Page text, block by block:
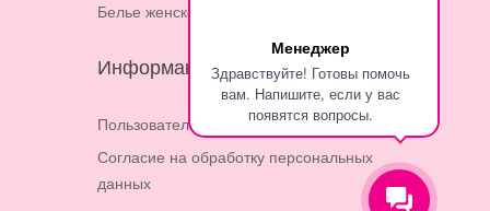
Менеджер
Здравствуйте! Готовы помочь
вам. Напишите, если у вас
появятся вопросы.
Белье женское
Информация
Пользовательское соглашение
Согласие на обработку персональных
данных